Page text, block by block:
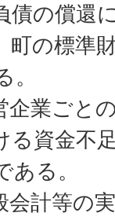
債の償還
町の標準
企業ごと
る資金不
る。
会計等の